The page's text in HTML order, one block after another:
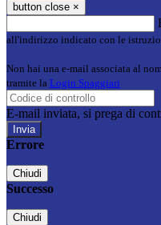
button close ×
all'indirizzo indicato con le
Non hai una e-mail associata al
tramite la Login Spaggiari
E-mail inviata, si prega di
Errore
Chiudi
Successo
Chiudi